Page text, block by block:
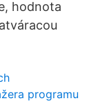
hodnota
programu